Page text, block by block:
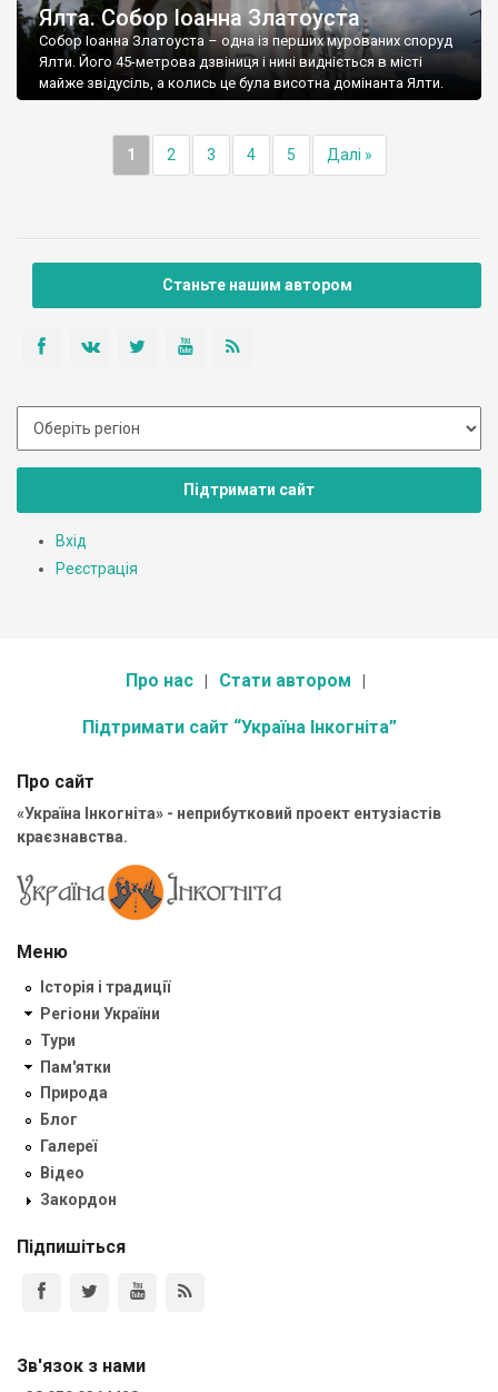
Ялта. Собор Іоанна Златоуста
Собор Іоанна Златоуста – одна із перших мурованих споруд
Ялти. Його 45-метрова дзвіниця і нині видніється в місті
майже звідусіль, а колись це була висотна домінанта Ялти.
1 2 3 4 5 Далі »
Станьте нашим автором
Підтримати сайт
Вхід
Реєстрація
Про нас Стати автором
Підтримати сайт “Україна Інкогніта”
Про сайт
«Україна Інкогніта» - неприбутковий проект ентузіастів
краєзнавства.
Меню
Історія і традиції
Регіони України
Тури
Пам'ятки
Природа
Блог
Галереї
Відео
Закордон
Підпишіться
Зв'язок з нами